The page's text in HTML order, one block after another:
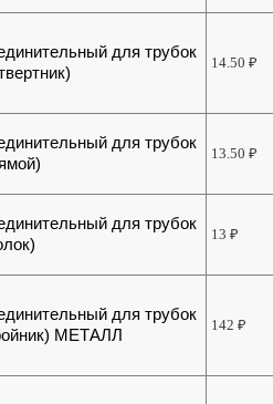
для трубок
14.50₽
для трубок
13.50₽
для трубок
13₽
для трубок
МЕТАЛЛ
142₽